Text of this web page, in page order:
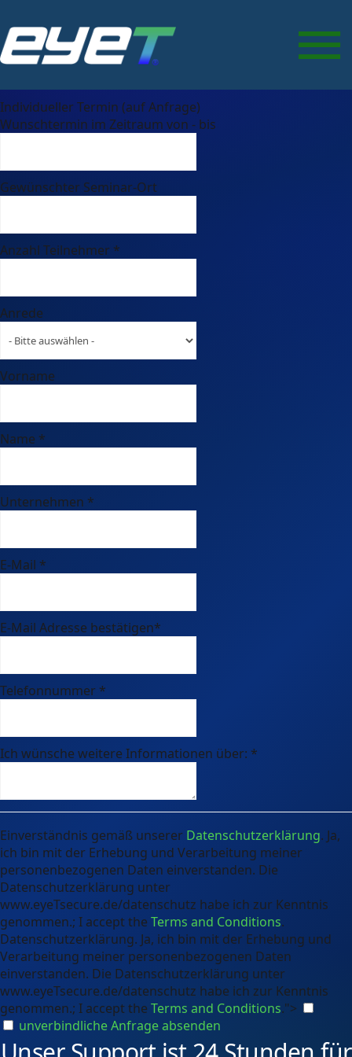
Control (DLP)
Seminar-Termin auswählen
Individueller Termin (auf Anfrage)
Wunschtermin im Zeitraum von - bis
Gewünschter Seminar-Ort
Anzahl Teilnehmer *
Anrede
Vorname
Name *
Unternehmen *
E-Mail *
E-Mail Adresse bestätigen*
Telefonnummer *
Ich wünsche weitere Informationen über: *
Einverständnis gemäß unserer Datenschutzerklärung. Ja,
ich bin mit der Erhebung und Verarbeitung meiner
personenbezogenen Daten einverstanden. Die
Datenschutzerklärung unter
www.eyeTsecure.de/datenschutz habe ich zur Kenntnis
genommen.; I accept the Terms and Conditions.
Datenschutzerklärung. Ja, ich bin mit der Erhebung und
Verarbeitung meiner personenbezogenen Daten
einverstanden. Die Datenschutzerklärung unter
www.eyeTsecure.de/datenschutz habe ich zur Kenntnis
genommen.; I accept the Terms and Conditions.">
unverbindliche Anfrage absenden